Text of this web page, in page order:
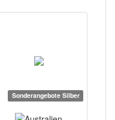
Sonderangebote Silber